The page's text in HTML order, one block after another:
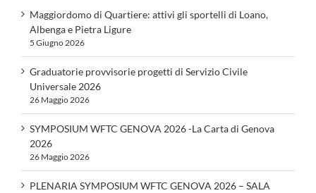
Maggiordomo di Quartiere: attivi gli sportelli di Loano,
Albenga e Pietra Ligure
5 Giugno 2026
Graduatorie provvisorie progetti di Servizio Civile
Universale 2026
26 Maggio 2026
SYMPOSIUM WFTC GENOVA 2026 -La Carta di Genova
2026
26 Maggio 2026
PLENARIA SYMPOSIUM WFTC GENOVA 2026 – SALA